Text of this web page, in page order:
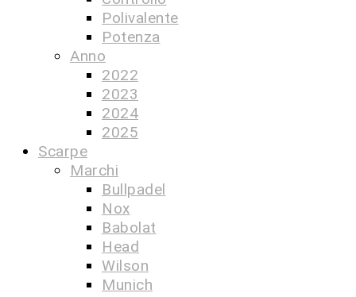
Polivalente
Potenza
Anno
2022
2023
2024
2025
Scarpe
Marchi
Bullpadel
Nox
Babolat
Head
Wilson
Munich